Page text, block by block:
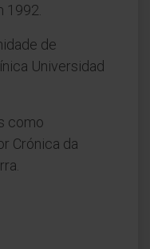
1992.
de
Universidad
como
Crónica da